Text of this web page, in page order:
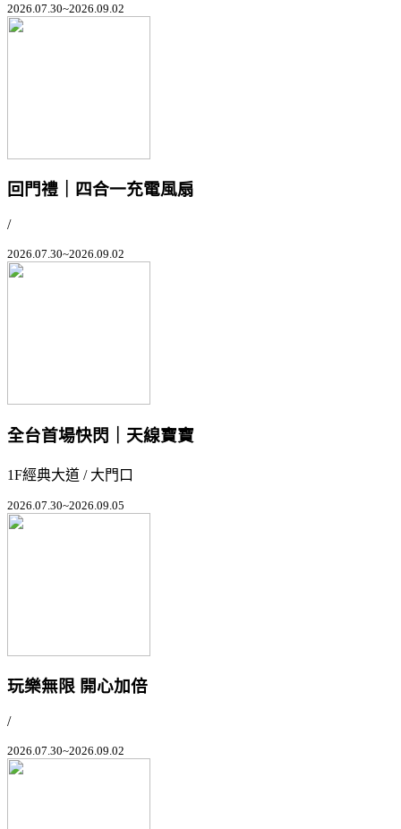
2026.07.30~2026.09.02
回門禮｜四合一充電風扇
/
2026.07.30~2026.09.02
全台首場快閃｜天線寶寶
1F經典大道 / 大門口
2026.07.30~2026.09.05
玩樂無限 開心加倍
/
2026.07.30~2026.09.02